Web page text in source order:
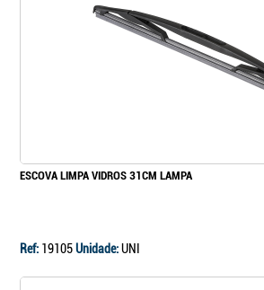
ESCOVA LIMPA VIDROS 31CM LAMPA
Ref: 19105Unidade:UNI
Continuar a comprar